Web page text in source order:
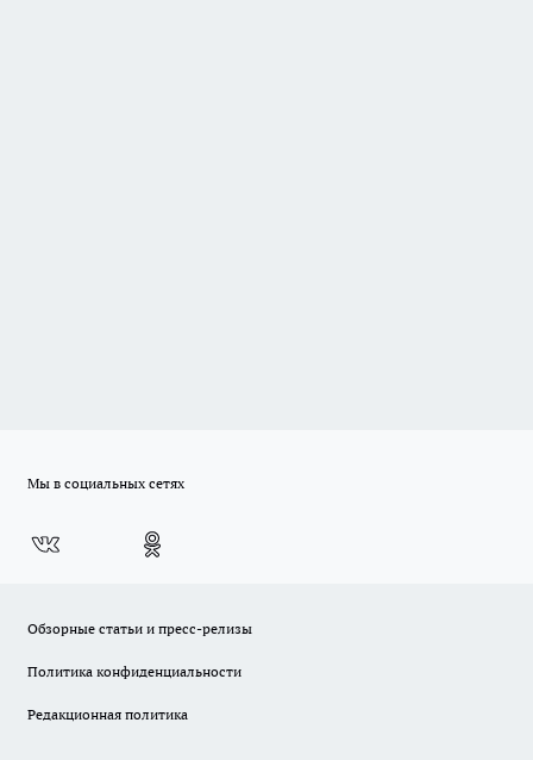
Мы в социальных сетях
Обзорные статьи и пресс-релизы
Политика конфиденциальности
Редакционная политика